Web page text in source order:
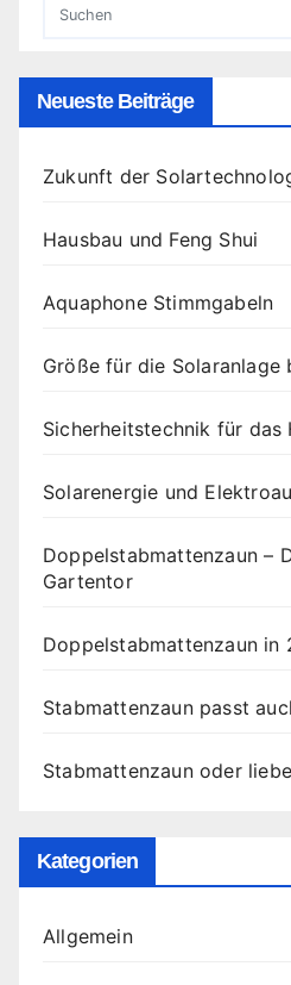
Neueste Beiträge
Zukunft der
Hausbau und Feng Shui
Aquaphone Stimmgabeln
Größe für die Solaranlage
Sicherheitstechnik für das
Solarenergie und
Doppelstabmattenzaun –
Gartentor
Doppelstabmattenzaun in
Stabmattenzaun passt
Stabmattenzaun oder
Kategorien
Allgemein